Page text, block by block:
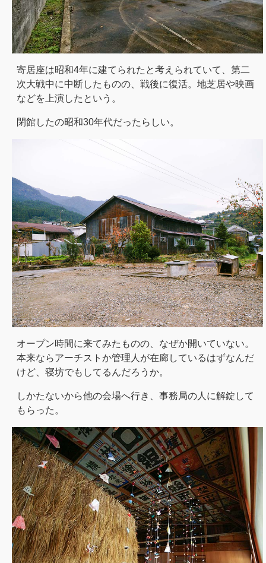
寄居座は昭和4年に建てられたと考えられていて、第二
次大戦中に中断したものの、戦後に復活。地芝居や映画
などを上演したという。
閉館したの昭和30年代だったらしい。
オープン時間に来てみたものの、なぜか開いていない。
本来ならアーチストか管理人が在廊しているはずなんだ
けど、寝坊でもしてるんだろうか。
しかたないから他の会場へ行き、事務局の人に解錠して
もらった。